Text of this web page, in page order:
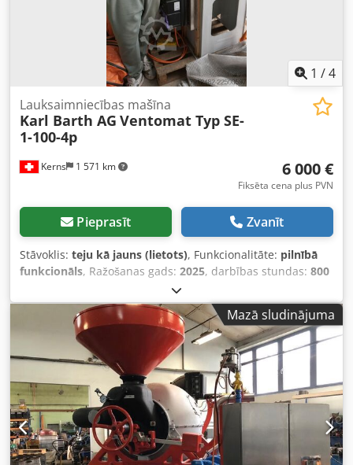
1 /4
Kerns 1 571 km
Lauksaimniecības mašīna
Karl Barth AG Ventomat Typ SE-
1-100-4p
6 000 €
Fiksēta cena plus PVN
Pieprasīt Zvanīt
Stāvoklis: teju kā jauns (lietots), Funkcionalitāte: pilnībā
funkcionāls, Ražošanas gads: 2025, darbības stundas: 800
, pirmā reģistrācija:
krāsa:pelēks, Pārdodam Karl Barth AG "Ventomat" augstas
jaudas radiālo ventilatoru, tips SE-1-100-4p, vienpusējs, ar
lakotu metāla korpusu, motors 5,5 kW, 4 poli. Karl Barth AG
(Dättlikon, CH) ražo šos ventilatorus jau vairāk nekā 50
gadus, un tie ir īpaši izstrādāti sienu un biomasas
žāvēšanai, un tie ir ļoti pazīstami un augsti novērtēti
Šveices lauksaimniecībā. Ventilators tika izmantots mūsu
uzņēmumā aptuveni 4 mēnešus, lai nodrošinātu
ventilāciju/žāvēšanu (sienu un žāvēšanas konteinerā), un
tas darbojas nevainojami. Iegādāts decembrī 2025.
Mazā sludinājuma